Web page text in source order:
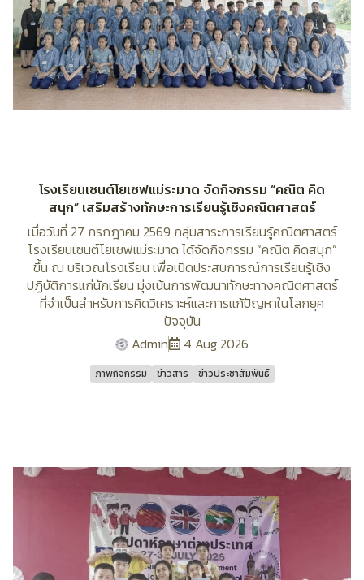
โรงเรียนเซนต์โยเซฟแม่ระมาด จัดกิจกรรม “คณิต คิด
สนุก” เสริมสร้างทักษะการเรียนรู้เชิงคณิตศาสตร์
เมื่อวันที่ 27 กรกฎาคม 2569 กลุ่มสาระการเรียนรู้คณิตศาสตร์
โรงเรียนเซนต์โยเซฟแม่ระมาด ได้จัดกิจกรรม “คณิต คิดสนุก”
ขึ้น ณ บริเวณโรงเรียน เพื่อเปิดประสบการณ์การเรียนรู้เชิง
ปฏิบัติการแก่นักเรียน มุ่งเน้นการพัฒนาทักษะทางคณิตศาสตร์
ที่จำเป็นสำหรับการคิดวิเคราะห์และการแก้ปัญหาในโลกยุค
ปัจจุบัน
Admin
4 Aug 2026
ภาพกิจกรรม ข่าวสาร ข่าวประชาสัมพันธ์